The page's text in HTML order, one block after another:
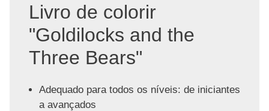
Livro de colorir
"Goldilocks and the
Three Bears"
Adequado para todos os níveis: de iniciantes
a avançados